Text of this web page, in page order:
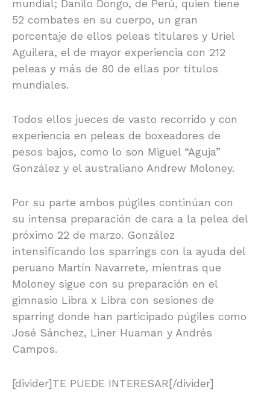
mundial; Danilo Dongo, de Perú, quien tiene
52 combates en su cuerpo, un gran
porcentaje de ellos peleas titulares y Uriel
Aguilera, el de mayor experiencia con 212
peleas y más de 80 de ellas por títulos
mundiales.
Todos ellos jueces de vasto recorrido y con
experiencia en peleas de boxeadores de
pesos bajos, como lo son Miguel “Aguja”
González y el australiano Andrew Moloney.
Por su parte ambos púgiles continúan con
su intensa preparación de cara a la pelea del
próximo 22 de marzo. González
intensificando los sparrings con la ayuda del
peruano Martín Navarrete, mientras que
Moloney sigue con su preparación en el
gimnasio Libra x Libra con sesiones de
sparring donde han participado púgiles como
José Sánchez, Liner Huaman y Andrés
Campos.
[divider]TE PUEDE INTERESAR[/divider]